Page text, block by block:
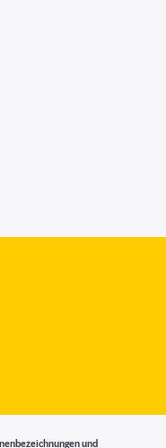
und